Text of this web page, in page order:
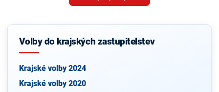
Volby do krajských zastupitelstev
Krajské volby 2024
Krajské volby 2020